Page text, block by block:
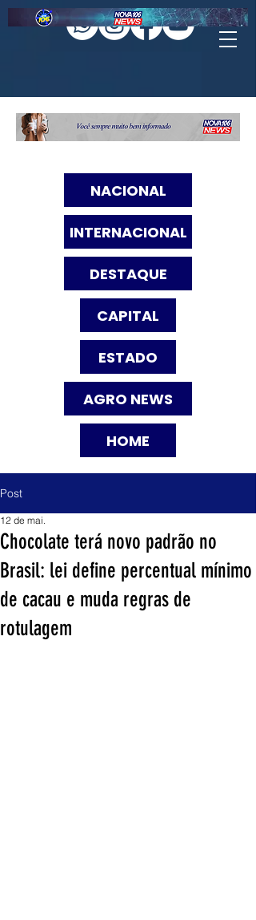
NACIONAL
INTERNACIONAL
DESTAQUE
CAPITAL
ESTADO
AGRO NEWS
HOME
Post
Chocolate terá novo padrão no
Brasil: lei define percentual mínimo
de cacau e muda regras de
rotulagem
12 de mai.